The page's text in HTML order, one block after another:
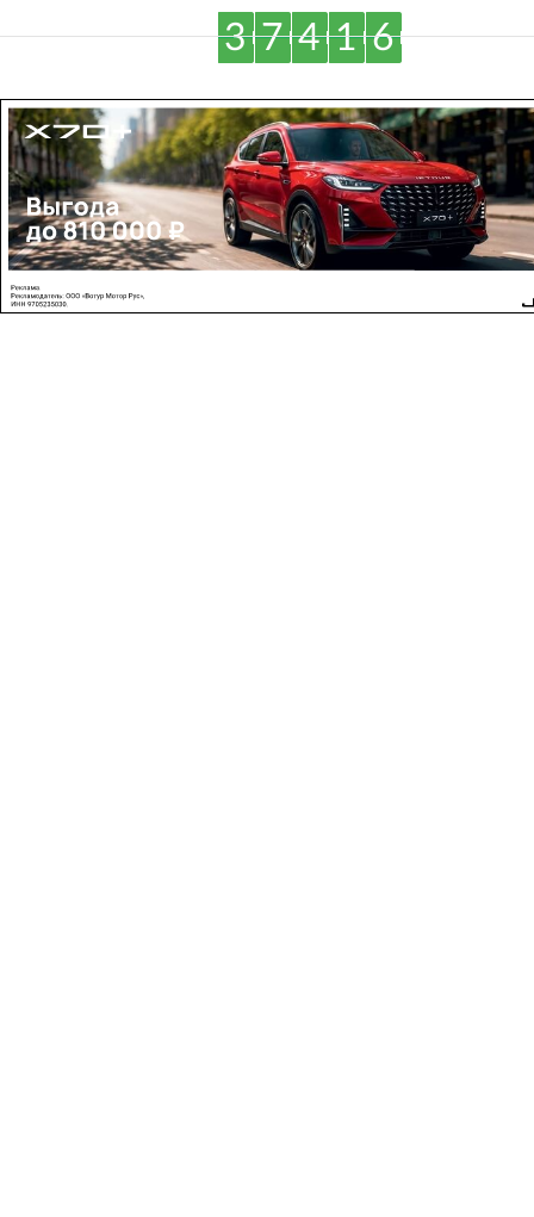
3 7 4 1 6